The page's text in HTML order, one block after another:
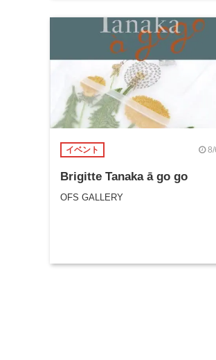
イベント 8/
Brigitte Tanaka ā go go
OFS GALLERY